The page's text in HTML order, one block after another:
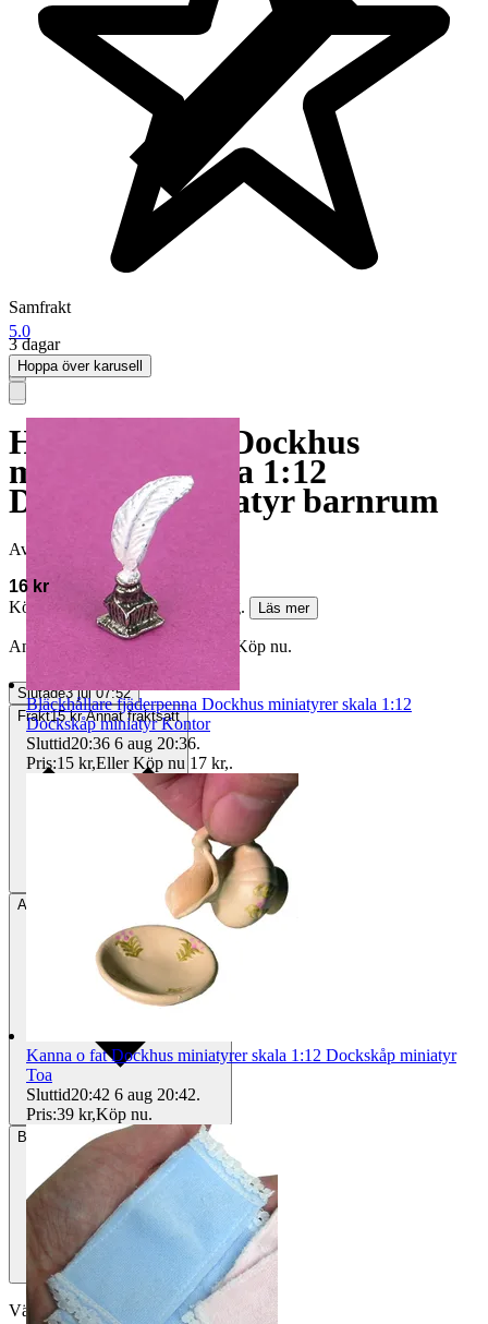
5.0
Haklapp Rosa Dockhus
miniatyrer skala 1:12
Dockskåp miniatyr barnrum
Avslutad
3 jul 07:52
16 kr
Köparskydd är valfritt hos företag.
Läs mer
Annonsen är avslutad. Såld med Köp nu.
Slutade3 jul 07:52
Frakt15 kr Annat fraktsätt
Avhämtning Helsingborg, Sverige
Betalning Via Tradera
Välj till köparskydd
Samfrakt
3 dagar
Hoppa över karusell
Bläckhållare fjäderpenna Dockhus miniatyrer skala 1:12
Dockskåp miniatyr Kontor
Sluttid20:36 6 aug 20:36.
Pris:15 kr,Eller Köp nu 17 kr,.
Kanna o fat Dockhus miniatyrer skala 1:12 Dockskåp miniatyr
Toa
Sluttid20:42 6 aug 20:42.
Pris:39 kr,Köp nu.